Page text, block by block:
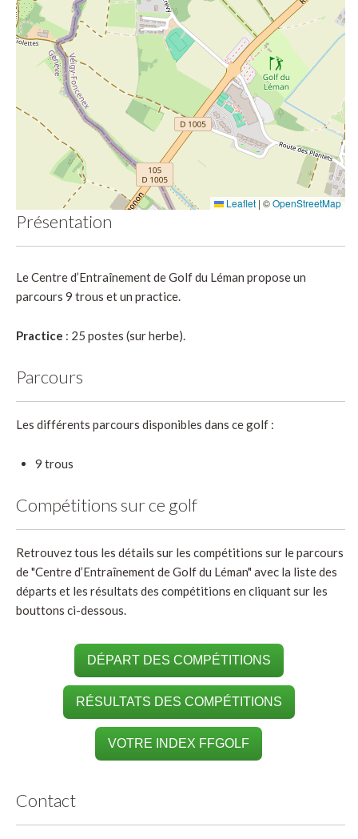
Leaflet | ©OpenStreetMap
Présentation
LeCentre d’Entraînement de Golf du Léman propose un
parcours 9 trous et un practice.
Practice : 25 postes (sur herbe).
Parcours
Les différents parcours disponibles dans ce golf :
9 trous
Compétitions sur ce golf
Retrouvez tous les détails sur les compétitions sur le parcours
de "Centre d’Entraînement de Golf du Léman" avec la liste des
départs et les résultats des compétitions en cliquant sur les
bouttons ci-dessous.
DÉPART DES COMPÉTITIONS
RÉSULTATS DES COMPÉTITIONS
VOTRE INDEX FFGOLF
Contact